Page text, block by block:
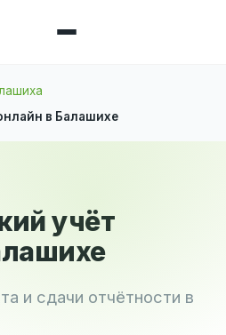
в Балашихе
учёт
и сдачи отчётности в